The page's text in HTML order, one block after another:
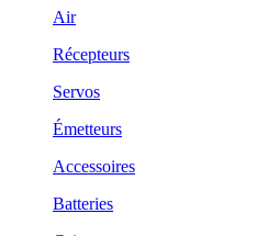
Air
Récepteurs
Servos
Émetteurs
Accessoires
Batteries